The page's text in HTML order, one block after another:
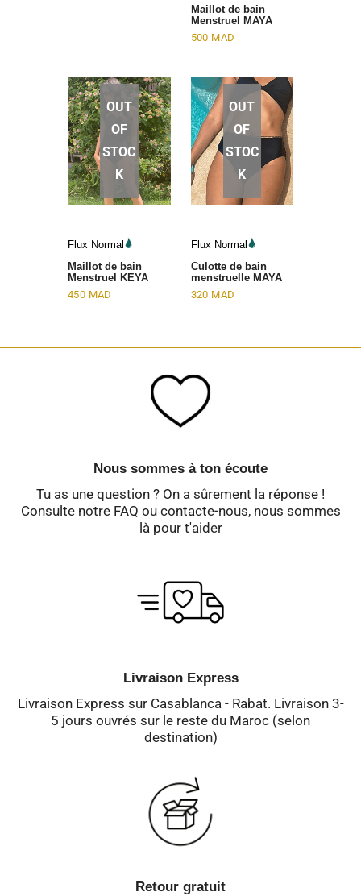
Maillot de bain
Menstruel MAYA
500 MAD
OUT
OF
STOC
K
Flux Normal
Maillot de bain
Menstruel KEYA
450 MAD
OUT
OF
STOC
K
Flux Normal
Culotte de bain
menstruelle MAYA
320 MAD
Nous sommes à ton écoute
Tu as une question ? On a sûrement la réponse !
Consulte notre FAQ ou contacte-nous, nous sommes
là pour t'aider
Livraison Express
Livraison Express sur Casablanca - Rabat. Livraison 3-
5 jours ouvrés sur le reste du Maroc (selon
destination)
Retour gratuit